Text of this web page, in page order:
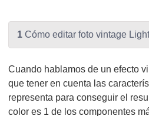
1 Cómo editar foto vintage
Cuando hablamos de un efecto
que tener en cuenta las
representa para conseguir el
color es 1 de los componentes